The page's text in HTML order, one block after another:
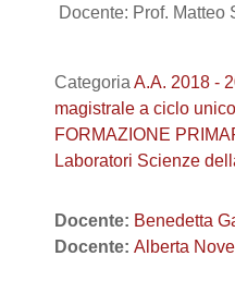
Docente: Prof. Matteo
Categoria A.A. 2018 -
magistrale a ciclo
FORMAZIONE
Laboratori Scienze
Docente: Benedetta
Docente: Alberta